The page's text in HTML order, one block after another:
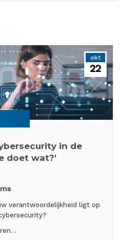
okt
22
in de
doet wat?'
verantwoordelijkheid ligt op